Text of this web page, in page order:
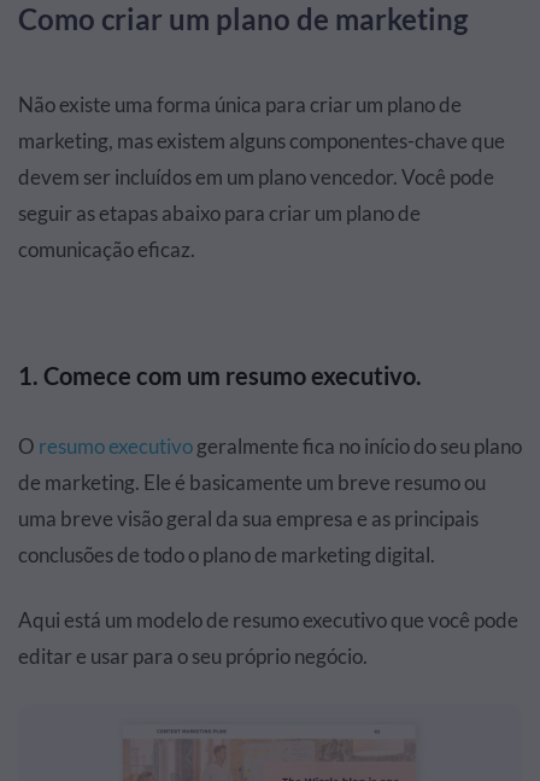
Como criar um plano de marketing
Não existe uma forma única para criar um plano de
marketing, mas existem alguns componentes-chave que
devem ser incluídos em um plano vencedor. Você pode
seguir as etapas abaixo para criar um plano de
comunicação eficaz.
1. Comece com um resumo executivo.
O resumo executivogeralmente fica no início do seu plano
de marketing. Ele é basicamente um breve resumo ou
uma breve visão geral da sua empresa e as principais
conclusões de todo o plano de marketing digital.
Aqui está um modelo de resumo executivo que você pode
editar e usar para o seu próprio negócio.